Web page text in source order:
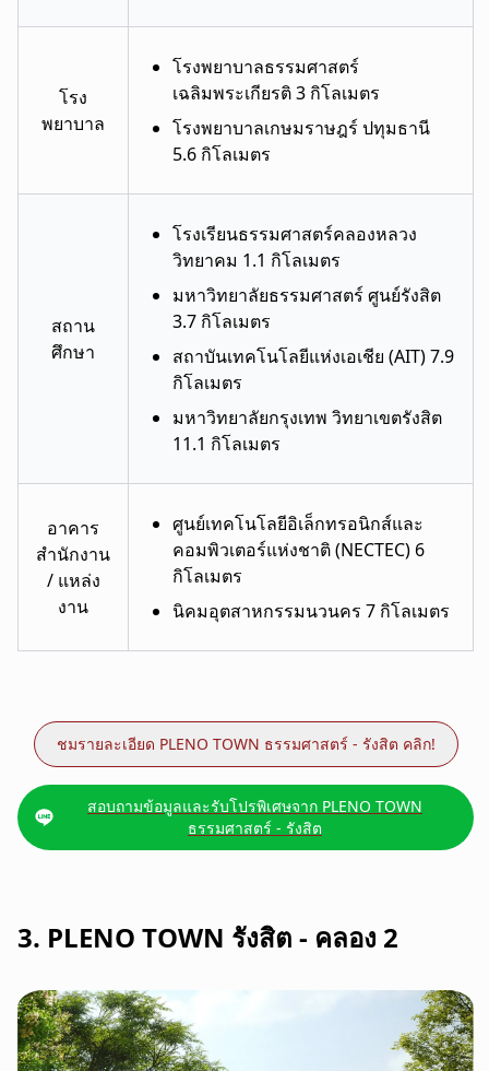
โรง
พยาบาล
โรงพยาบาลธรรมศาสตร์
เฉลิมพระเกียรติ 3 กิโลเมตร
โรงพยาบาลเกษมราษฎร์ ปทุมธานี
5.6 กิโลเมตร
สถาน
ศึกษา
โรงเรียนธรรมศาสตร์คลองหลวง
วิทยาคม 1.1 กิโลเมตร
มหาวิทยาลัยธรรมศาสตร์ ศูนย์รังสิต
3.7 กิโลเมตร
สถาบันเทคโนโลยีแห่งเอเชีย (AIT) 7.9
กิโลเมตร
มหาวิทยาลัยกรุงเทพ วิทยาเขตรังสิต
11.1 กิโลเมตร
อาคาร
สำนักงาน
/ แหล่ง
งาน
ศูนย์เทคโนโลยีอิเล็กทรอนิกส์และ
คอมพิวเตอร์แห่งชาติ (NECTEC) 6
กิโลเมตร
นิคมอุตสาหกรรมนวนคร 7 กิโลเมตร
ชมรายละเอียด PLENO TOWN ธรรมศาสตร์ - รังสิต คลิก!
สอบถามข้อมูลและรับโปรพิเศษจาก PLENO TOWN
ธรรมศาสตร์ - รังสิต
3. PLENO TOWN รังสิต - คลอง 2